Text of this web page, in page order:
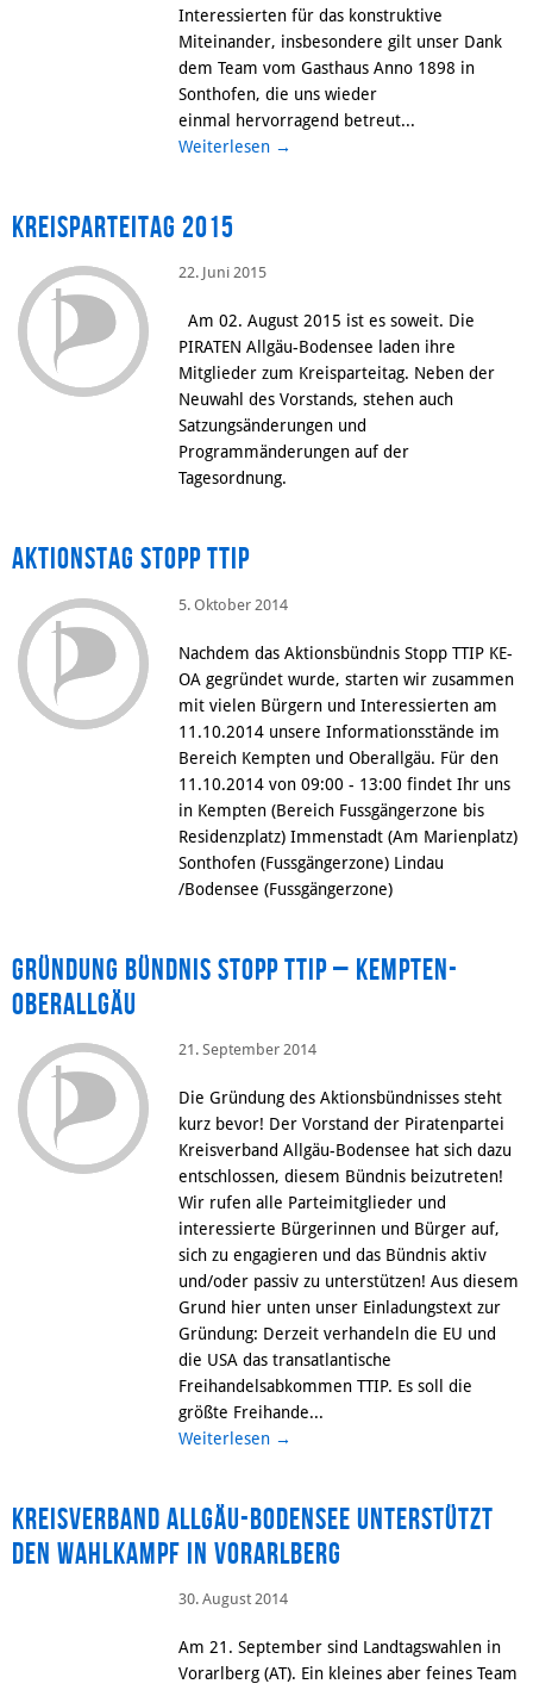
Interessierten für das konstruktive
Miteinander, insbesondere gilt unser Dank
dem Team vom Gasthaus Anno 1898 in
Sonthofen, die uns wieder
einmal hervorragend betreut...
Weiterlesen →
Kreisparteitag 2015
22. Juni 2015
Am 02. August 2015 ist es soweit. Die
PIRATEN Allgäu-Bodensee laden ihre
Mitglieder zum Kreisparteitag. Neben der
Neuwahl des Vorstands, stehen auch
Satzungsänderungen und
Programmänderungen auf der
Tagesordnung.
Aktionstag Stopp TTIP
5. Oktober 2014
Nachdem das Aktionsbündnis Stopp TTIP KE-
OA gegründet wurde, starten wir zusammen
mit vielen Bürgern und Interessierten am
11.10.2014 unsere Informationsstände im
Bereich Kempten und Oberallgäu. Für den
11.10.2014 von 09:00 - 13:00 findet Ihr uns
in Kempten (Bereich Fussgängerzone bis
Residenzplatz) Immenstadt (Am Marienplatz)
Sonthofen (Fussgängerzone) Lindau
/Bodensee (Fussgängerzone)
Gründung Bündnis STOPP TTIP – Kempten-
Oberallgäu
21. September 2014
Die Gründung des Aktionsbündnisses steht
kurz bevor! Der Vorstand der Piratenpartei
Kreisverband Allgäu-Bodensee hat sich dazu
entschlossen, diesem Bündnis beizutreten!
Wir rufen alle Parteimitglieder und
interessierte Bürgerinnen und Bürger auf,
sich zu engagieren und das Bündnis aktiv
und/oder passiv zu unterstützen! Aus diesem
Grund hier unten unser Einladungstext zur
Gründung: Derzeit verhandeln die EU und
die USA das transatlantische
Freihandelsabkommen TTIP. Es soll die
größte Freihande...
Weiterlesen →
Kreisverband Allgäu-Bodensee unterstützt
den Wahlkampf in Vorarlberg
30. August 2014
Am 21. September sind Landtagswahlen in
Vorarlberg (AT). Ein kleines aber feines Team